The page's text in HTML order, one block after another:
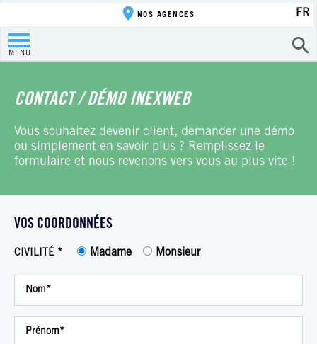
MENU
NOS AGENCES FR
CONTACT / DÉMO INEXWEB
Vous souhaitez devenir client, demander une démo
ou simplement en savoir plus ? Remplissez le
formulaire et nous revenons vers vous au plus vite !
VOS COORDONNÉES
CIVILITÉ * Madame Monsieur